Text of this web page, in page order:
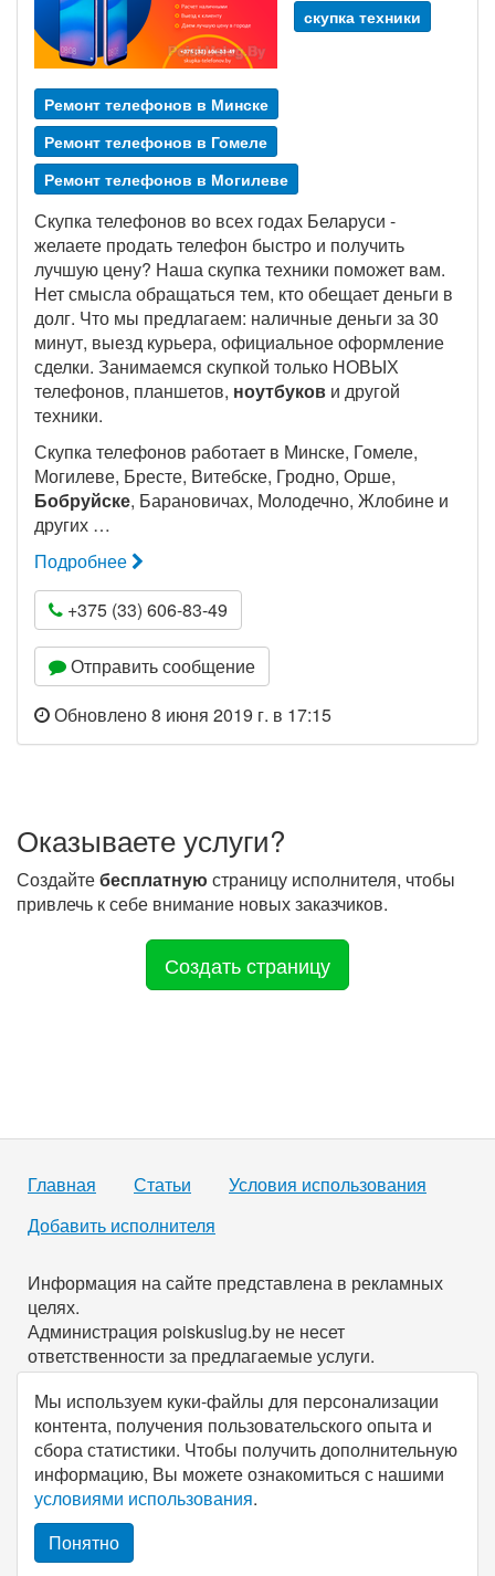
скупка техники
Ремонт телефонов в Минске
Ремонт телефонов в Гомеле
Ремонт телефонов в Могилеве
Скупка телефонов во всех годах Беларуси -
желаете продать телефон быстро и получить
лучшую цену? Наша скупка техники поможет вам.
Нет смысла обращаться тем, кто обещает деньги в
долг. Что мы предлагаем: наличные деньги за 30
минут, выезд курьера, официальное оформление
сделки. Занимаемся скупкой только НОВЫХ
телефонов, планшетов, ноутбуков и другой
техники.
Скупка телефонов работает в Минске, Гомеле,
Могилеве, Бресте, Витебске, Гродно, Орше,
Бобруйске, Барановичах, Молодечно, Жлобине и
других …
Подробнее
+375 (33) 606-83-49
Отправить сообщение
Обновлено 8 июня 2019 г. в 17:15
Оказываете услуги?
Создайтебесплатную страницу исполнителя, чтобы
привлечь к себе внимание новых заказчиков.
Создать страницу
Главная Статьи
Условия использования
Добавить исполнителя
Информация на сайте представлена в рекламных
целях.
Администрация poiskuslug.by не несет
ответственности за предлагаемые услуги.
По всем имеющимся вопросам вы можете связаться с
нами черезформу обратной связи.
© Все права защищены, 2026, poiskuslug.by.
Мы используем куки-файлы для персонализации
контента, получения пользовательского опыта и
сбора статистики. Чтобы получить дополнительную
информацию, Вы можете ознакомиться с нашими
условиями использования.
Понятно